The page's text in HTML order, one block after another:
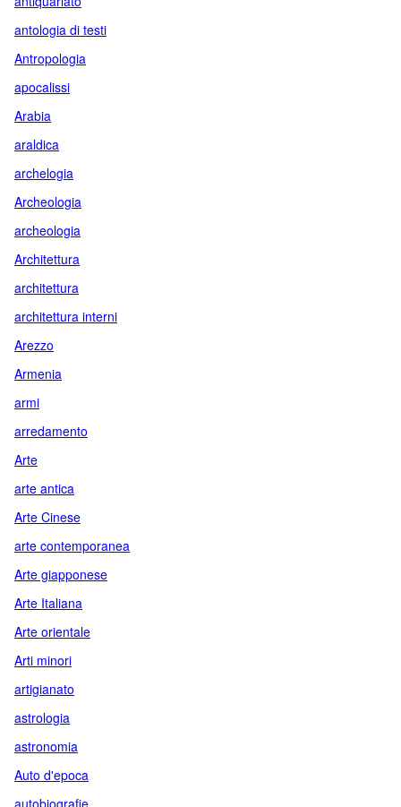
antologia di testi
Antropologia
apocalissi
Arabia
araldica
archelogia
Archeologia
archeologia
Architettura
architettura
architettura interni
Arezzo
Armenia
armi
arredamento
Arte
arte antica
Arte Cinese
arte contemporanea
Arte giapponese
Arte Italiana
Arte orientale
Arti minori
artigianato
astrologia
astronomia
Auto d'epoca
autobiografie